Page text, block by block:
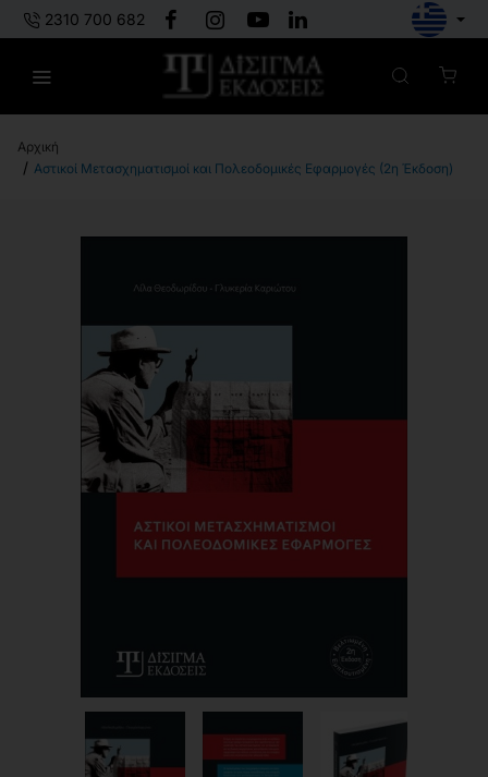
2310 700 682
Αστικοί Μετασχηματισμοί και Πολεοδομικές Εφαρμογές (2η Έκδοση)